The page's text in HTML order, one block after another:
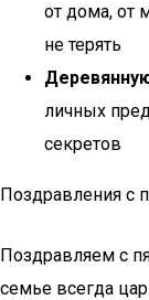
от дома, от
не терять
личных
секретов
Поздравления с
Поздравляем с
семье всегда